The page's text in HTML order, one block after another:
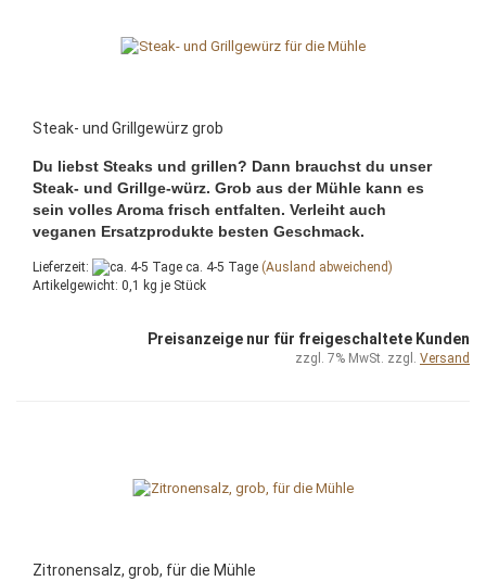
Steak- und Grillgewürz grob
Du liebst Steaks und grillen? Dann brauchst du unser
Steak- und Grillge-würz. Grob aus der Mühle kann es
sein volles Aroma frisch entfalten. Verleiht auch
veganen Ersatzprodukte besten Geschmack.
Lieferzeit: ca. 4-5 Tage (Ausland abweichend)
Artikelgewicht: 0,1 kg je Stück
Preisanzeige nur für freigeschaltete Kunden
zzgl. 7% MwSt. zzgl. Versand
Zitronensalz, grob, für die Mühle